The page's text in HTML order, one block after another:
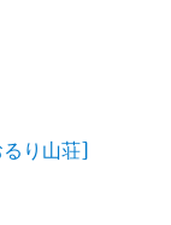
るり山荘]